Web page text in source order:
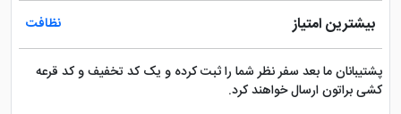
بیشترین امتیاز نظافت
پشتیبانان ما بعد سفر نظر شما را ثبت کرده و یک کد تخفیف و کد قرعه
کشی براتون ارسال خواهند کرد.